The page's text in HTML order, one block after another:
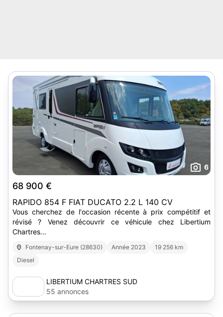
6
68 900 €
RAPIDO 854 F FIAT DUCATO 2.2 L 140 CV
Vous cherchez de l'occasion récente à prix compétitif et
révisé ? Venez découvrir ce véhicule chez Libertium
Chartres...
Fontenay-sur-Eure (28630) Année 2023
19 256 km
Diesel
LIBERTIUM CHARTRES SUD
55 annonces